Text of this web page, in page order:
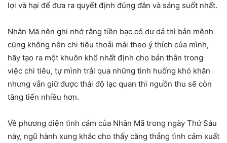
lợi và hại để đưa ra quyết định đúng đắn và sáng suốt nhất.
Nhân Mã nên ghi nhớ rằng tiền bạc có dư dả thì bản mệnh
cũng không nên chi tiêu thoải mái theo ý thích của mình,
hãy tạo ra một khuôn khổ nhất định cho bản thân trong
việc chi tiêu, tự mình trải qua những tình huống khó khăn
nhưng vẫn giữ được thái độ lạc quan thì nguồn thu sẽ còn
tăng tiến nhiều hơn.
Về phương diện tình cảm của Nhân Mã trong ngày Thứ Sáu
này, ngũ hành xung khắc cho thấy căng thẳng tình cảm xuất